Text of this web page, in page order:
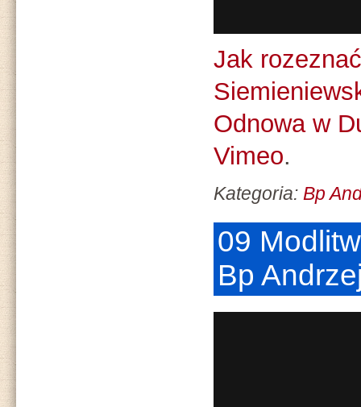
Jak
Odnowa w
Vimeo.
Kategoria: Bp
09
Bp